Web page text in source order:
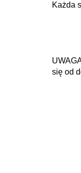
Każda
się od